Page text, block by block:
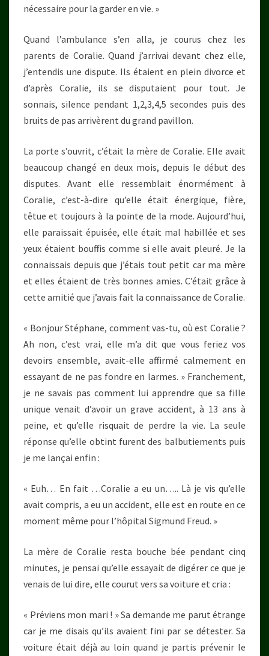
nécessaire pour la garder en vie. »
Quand l’ambulance s’en alla, je courus chez les
parents de Coralie. Quand j’arrivai devant chez elle,
j’entendis une dispute. Ils étaient en plein divorce et
d’après Coralie, ils se disputaient pour tout. Je
sonnais, silence pendant 1,2,3,4,5 secondes puis des
bruits de pas arrivèrent du grand pavillon.
La porte s’ouvrit, c’était la mère de Coralie. Elle avait
beaucoup changé en deux mois, depuis le début des
disputes. Avant elle ressemblait énormément à
Coralie, c’est-à-dire qu’elle était énergique, fière,
têtue et toujours à la pointe de la mode. Aujourd’hui,
elle paraissait épuisée, elle était mal habillée et ses
yeux étaient bouffis comme si elle avait pleuré. Je la
connaissais depuis que j’étais tout petit car ma mère
et elles étaient de très bonnes amies. C’était grâce à
cette amitié que j’avais fait la connaissance de Coralie.
« Bonjour Stéphane, comment vas-tu, où est Coralie ?
Ah non, c’est vrai, elle m’a dit que vous feriez vos
devoirs ensemble, avait-elle affirmé calmement en
essayant de ne pas fondre en larmes. » Franchement,
je ne savais pas comment lui apprendre que sa fille
unique venait d’avoir un grave accident, à 13 ans à
peine, et qu’elle risquait de perdre la vie. La seule
réponse qu’elle obtint furent des balbutiements puis
je me lançai enfin :
« Euh… En fait …Coralie a eu un….. Là je vis qu’elle
avait compris, a eu un accident, elle est en route en ce
moment même pour l’hôpital Sigmund Freud. »
La mère de Coralie resta bouche bée pendant cinq
minutes, je pensai qu’elle essayait de digérer ce que je
venais de lui dire, elle courut vers sa voiture et cria :
« Préviens mon mari ! » Sa demande me parut étrange
car je me disais qu’ils avaient fini par se détester. Sa
voiture était déjà au loin quand je partis prévenir le